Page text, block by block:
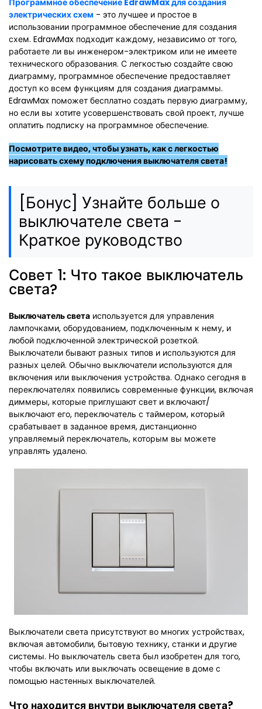
Программное обеспечение EdrawMax для создания
электрических схем - это лучшее и простое в
использовании программное обеспечение для создания
схем. EdrawMax подходит каждому, независимо от того,
работаете ли вы инженером-электриком или не имеете
технического образования. С легкостью создайте свою
диаграмму, программное обеспечение предоставляет
доступ ко всем функциям для создания диаграммы.
EdrawMax поможет бесплатно создать первую диаграмму,
но если вы хотите усовершенствовать свой проект, лучше
оплатить подписку на программное обеспечение.
Посмотрите видео, чтобы узнать, как с легкостью
нарисовать схему подключения выключателя света!
[Бонус] Узнайте больше о
выключателе света -
Краткое руководство
Совет 1: Что такое выключатель
света?
Выключатель света используется для управления
лампочками, оборудованием, подключенным к нему, и
любой подключенной электрической розеткой.
Выключатели бывают разных типов и используются для
разных целей. Обычно выключатели используются для
включения или выключения устройства. Однако сегодня в
переключателях появились современные функции, включая
диммеры, которые приглушают свет и включают/
выключают его, переключатель с таймером, который
срабатывает в заданное время, дистанционно
управляемый переключатель, которым вы можете
управлять удалено.
Выключатели света присутствуют во многих устройствах,
включая автомобили, бытовую технику, станки и другие
системы. Но выключатель света был изобретен для того,
чтобы включать или выключать освещение в доме с
помощью настенных выключателей.
Что находится внутри выключателя света?